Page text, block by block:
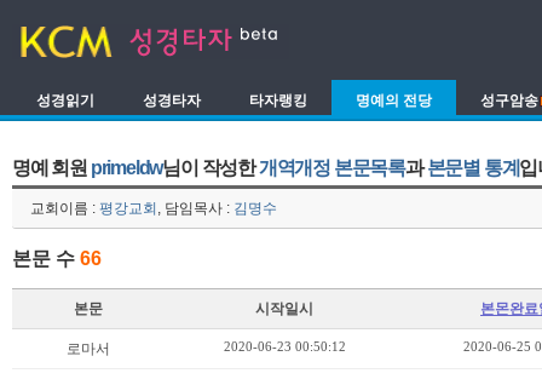
성경읽기 성경타자 타자랭킹 명예의 전당 성구암송
명예 회원 primeldw님이 작성한개역개정 본문목록과본문별 통계 입
교회이름 : 평강교회 , 담임목사 : 김명수
본문 수 66
본문 시작일시 본몬완료
로마서 2020-06-23 00:50:12 2020-06-25